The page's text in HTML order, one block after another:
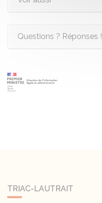
Questions ? Réponses !
TRIAC-LAUTRAIT